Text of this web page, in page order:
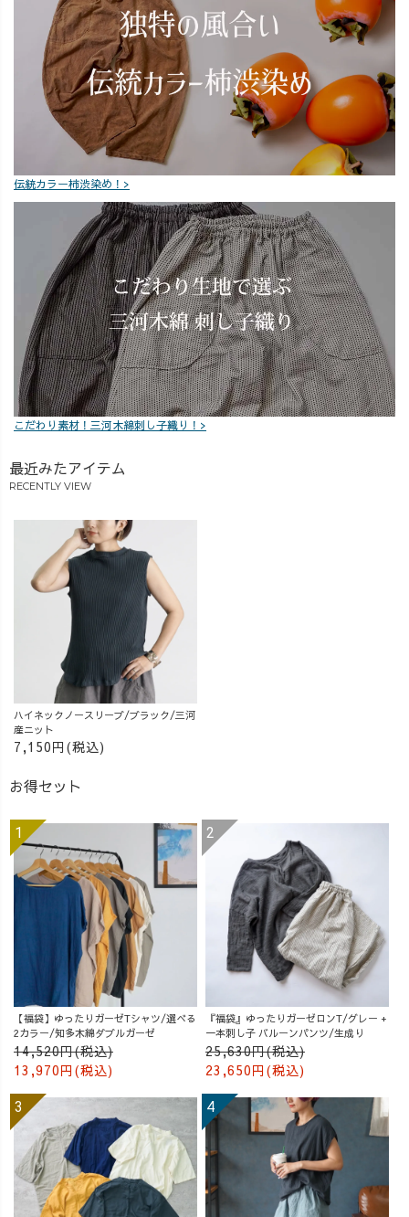
こそ、やはり自
由に思考する時
間は、とても大
切ですね。 日々
の忙殺されてし
まう日常では、
なかなか味わえ
ない、ありがた
く素晴らしい時
います。 スタッ
フの皆さん、本
当に本当にあり
がとうございま
す😆❤️ お礼に、
お土産では【と
にかくひたすら
に、チョコ🍫】
とのことなの
で、しこたま買
って帰らねば🤭
『これが噂の物
価高』状態。 2L
の水1000円は、
高すぎるよ〜😂
😂😂(笑)
#guamtrip #有給
休暇 #4人のママ
#ワーママの日常
#物価高騰
伝統カラー柿渋染め！>
こだわり素材！三河木綿刺し子織り！>
最近みたアイテム
RECENTLY VIEW
ハイネックノースリーブ/ブラック/三河
産ニット
7,150円(税込)
お得セット
【福袋】ゆったりガーゼTシャツ/選べる
2カラー/知多木綿ダブルガーゼ
14,520円(税込)
13,970円(税込)
『福袋』ゆったりガーゼロンT/グレー +
一本刺し子 バルーンパンツ/生成り
25,630円(税込)
23,650円(税込)